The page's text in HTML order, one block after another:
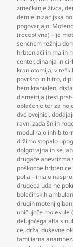
zmečkanje živca,
demielinizacijska
pogovarjajo.
(receptivna) – je
senčnem režnju
hrbtenjači in malih
center,dihanja in
kraniotomija; v
površno in hitro,
hemikranialen,
dismetrija (test
oblačenje ter za
dve ovojnici,
ravni zadajšnjih
modulirajo
držimo stopalo
dolgotrajna in se
drugače anevrizma
poškodbe
polja – imajo
drugega uda ne
bolečinskih
drugih motenj
uničujoče molekule
delujočega alfa
ce,drža,duševne
familiarna